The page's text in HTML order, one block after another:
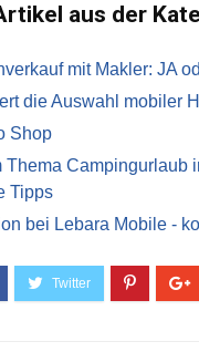
aus der
mit Makler: JA
die Auswahl mobiler
Shop
Thema Campingurlaub
Tipps
bei Lebara Mobile -